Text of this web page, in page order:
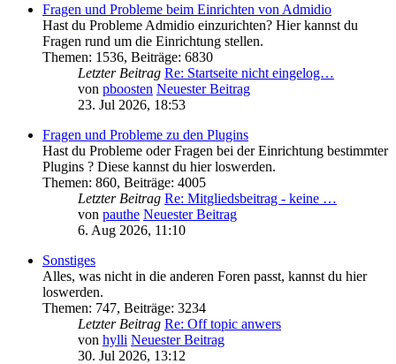
Fragen und Probleme beim Einrichten von Admidio
Hast du Probleme Admidio einzurichten? Hier kannst du
Fragen rund um die Einrichtung stellen.
Themen: 1536, Beiträge: 6830
Letzter Beitrag Re: Startseite nicht eingelog…
von pboosten Neuester Beitrag
23. Jul 2026, 18:53
Fragen und Probleme zu den Plugins
Hast du Probleme oder Fragen bei der Einrichtung bestimmter
Plugins ? Diese kannst du hier loswerden.
Themen: 860, Beiträge: 4005
Letzter Beitrag Re: Mitgliedsbeitrag - keine …
von pauthe Neuester Beitrag
6. Aug 2026, 11:10
Sonstiges
Alles, was nicht in die anderen Foren passt, kannst du hier
loswerden.
Themen: 747, Beiträge: 3234
Letzter Beitrag Re: Off topic anwers
von hylli Neuester Beitrag
30. Jul 2026, 13:12